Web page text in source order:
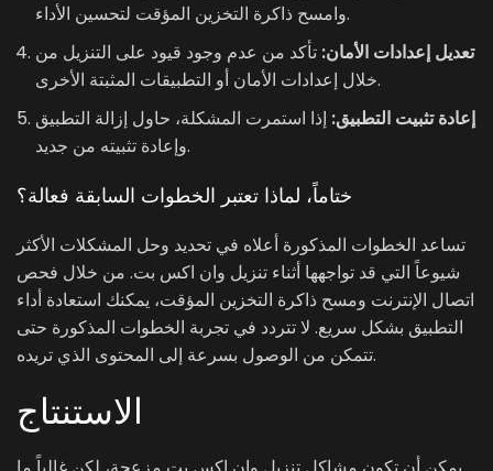
وامسح ذاكرة التخزين المؤقت لتحسين الأداء.
تعديل إعدادات الأمان: تأكد من عدم وجود قيود على التنزيل من
خلال إعدادات الأمان أو التطبيقات المثبتة الأخرى.
إعادة تثبيت التطبيق: إذا استمرت المشكلة، حاول إزالة التطبيق
وإعادة تثبيته من جديد.
ختاماً، لماذا تعتبر الخطوات السابقة فعالة؟
تساعد الخطوات المذكورة أعلاه في تحديد وحل المشكلات الأكثر
شيوعاً التي قد تواجهها أثناء تنزيل وان اكس بت. من خلال فحص
اتصال الإنترنت ومسح ذاكرة التخزين المؤقت، يمكنك استعادة أداء
التطبيق بشكل سريع. لا تتردد في تجربة الخطوات المذكورة حتى
تتمكن من الوصول بسرعة إلى المحتوى الذي تريده.
الاستنتاج